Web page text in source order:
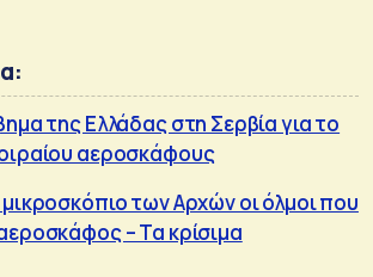
της Ελλάδας στη Σερβία για το
αεροσκάφους
των Αρχών οι όλμοι που
– Τα κρίσιμα